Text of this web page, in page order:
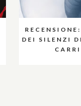
DEI SILENZI